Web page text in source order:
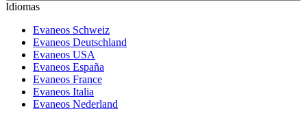
Idiomas
Evaneos Schweiz
Evaneos Deutschland
Evaneos USA
Evaneos España
Evaneos France
Evaneos Italia
Evaneos Nederland